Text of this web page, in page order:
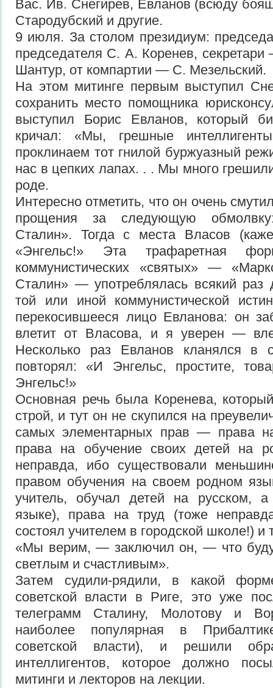
Вас. Ив. Снегирев, Евланов (всюду
Стародубский и другие.
9 июля. За столом президиум:
председателя С. А. Коренев,
Шантур, от компартии — С. Мезельский.
На этом митинге первым выступил
сохранить место помощника
выступил Борис Евланов, который
кричал: «Мы, грешные
проклинаем тот гнилой буржуазный
нас в цепких лапах. . . Мы много
роде.
Интересно отметить, что он очень
прощения за следующую
Сталин». Тогда с места Власов
«Энгельс!» Эта трафаретная
коммунистических «святых» —
Сталин» — употреблялась всякий раз
той или иной коммунистической
перекосившееся лицо Евланова: он
влетит от Власова, и я уверен —
Несколько раз Евланов кланялся в
повторял: «И Энгельс, простите,
Энгельс!»
Основная речь была Коренева,
строй, и тут он не скупился на
самых элементарных прав — права
права на обучение своих детей на
неправда, ибо существовали
правом обучения на своем родном
учитель, обучал детей на русском,
языке), права на труд (тоже
состоял учителем в городской школе!) и
«Мы верим, — заключил он, — что
светлым и счастливым».
Затем судили-рядили, в какой
советской власти в Риге, это уже
телеграмм Сталину, Молотову и
наиболее популярная в
советской власти), и решили
интеллигентов, которое должно
митинги и лекторов на лекции.